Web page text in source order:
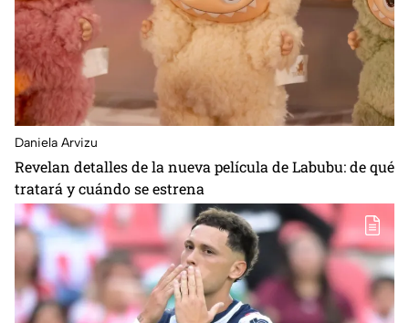
Daniela Arvizu
Revelan detalles de la nueva película de Labubu: de qué
tratará y cuándo se estrena